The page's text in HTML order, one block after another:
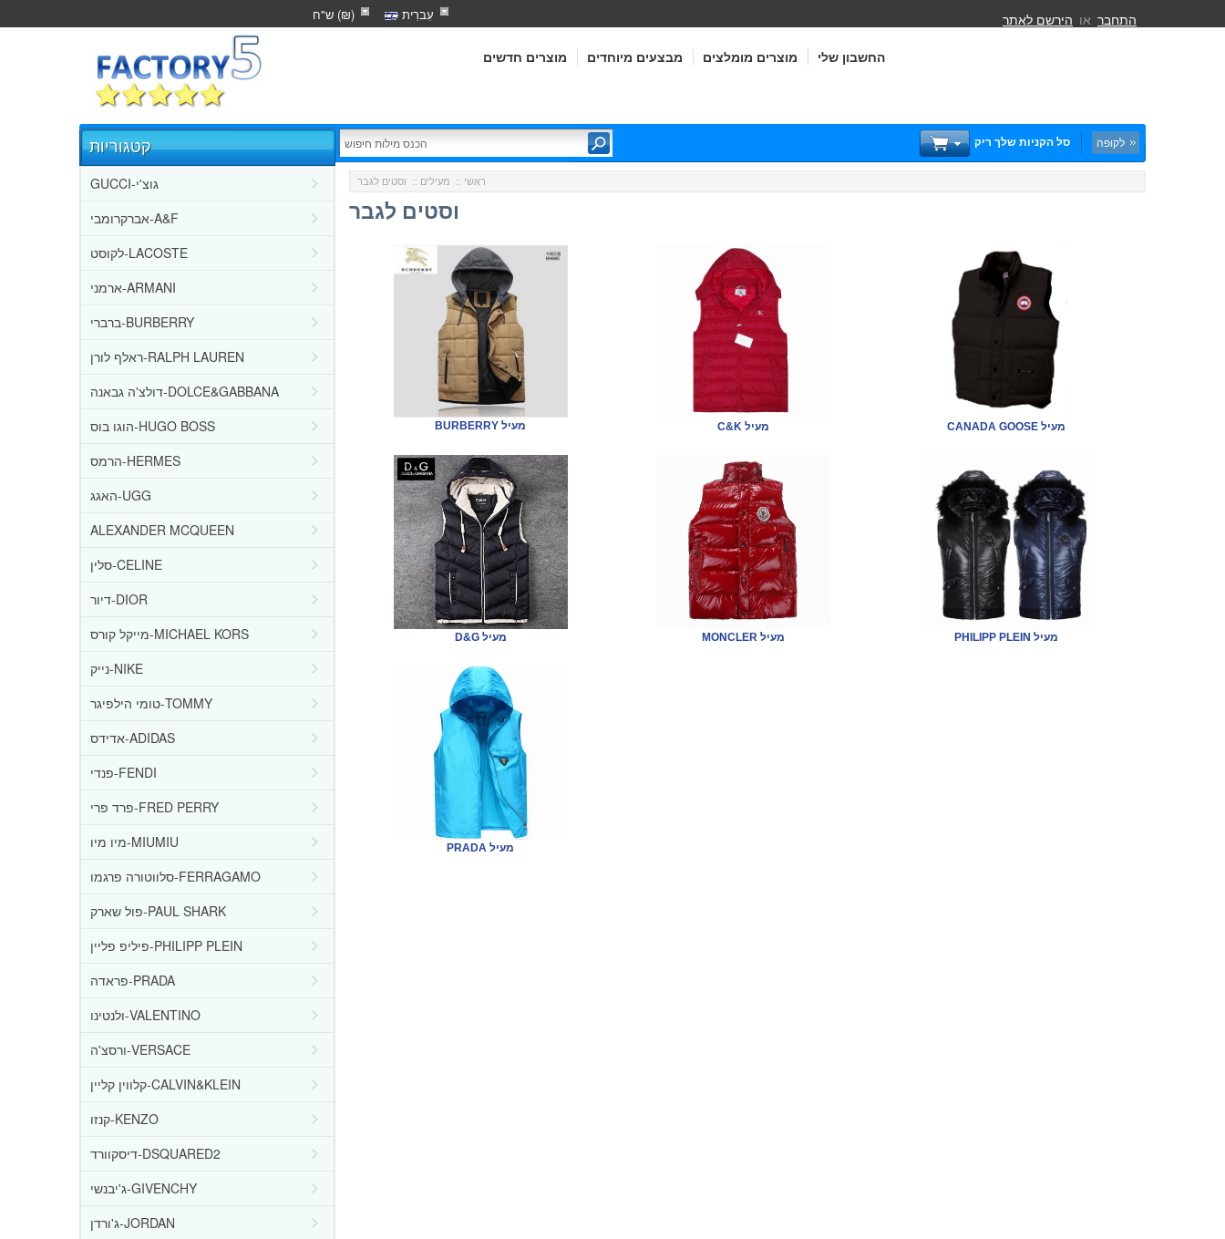
עִברִית ש"ח (₪)
מוצרים חדשים מבצעים מיוחדים מוצרים מומלצים החשבון שלי
התחבר או הירשם לאתר
סל הקניות שלך ריק לקופה
קטגוריות
GUCCI-גוצ'י
אברקרומבי-A&F
לקוסט-LACOSTE
ארמני-ARMANI
ברברי-BURBERRY
ראלף לורן-RALPH LAUREN
דולצ'ה גבאנה-DOLCE&GABBANA
הוגו בוס-HUGO BOSS
הרמס-HERMES
האגג-UGG
ALEXANDER MCQUEEN
סלין-CELINE
דיור-DIOR
מייקל קורס-MICHAEL KORS
נייק-NIKE
טומי הילפיגר-TOMMY
אדידס-ADIDAS
פנדי-FENDI
פרד פרי-FRED PERRY
מיו מיו-MIUMIU
סלווטורה פרגמו-FERRAGAMO
פול שארק-PAUL SHARK
פיליפ פליין-PHILIPP PLEIN
פראדה-PRADA
ולנטינו-VALENTINO
ורסצ'ה-VERSACE
קלווין קליין-CALVIN&KLEIN
קנזו-KENZO
דיסקוורד-DSQUARED2
ג'יבנשי-GIVENCHY
ג'ורדן-JORDAN
ראשי :: מעילים :: וסטים לגבר
וסטים לגבר
BURBERRY מעיל C&K מעיל CANADA GOOSE מעיל
D&G מעיל MONCLER מעיל PHILIPP PLEIN מעיל
PRADA מעיל